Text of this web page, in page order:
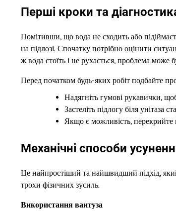
Перші кроки та
Помітивши, що вода не сходить або
на підлозі. Спочатку потрібно оцінити
ж вода стоїть і не рухається, проблема може
Перед початком будь-яких робіт подбайте
Надягніть гумові рукавички,
Застеліть підлогу біля унітаза
Якщо є можливість, перекрийте
Механічні способи
Це найпростіший та найшвидший підхід,
трохи фізичних зусиль.
Використання вантуза